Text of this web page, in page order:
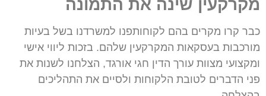
מקרקעין שינה את התמונה
כבר קרו מקרים בהם לקוחותפנו למשרדנו בשל בעיות
מורכבות בעסקאות המקרקעין שלהם. בזכות ליווי אישי
ומקצועי מצוות עורך הדין חגי אורגד, הצלחנו לשנות את
פני הדברים לטובת הלקוחות ולסיים את התהליכים